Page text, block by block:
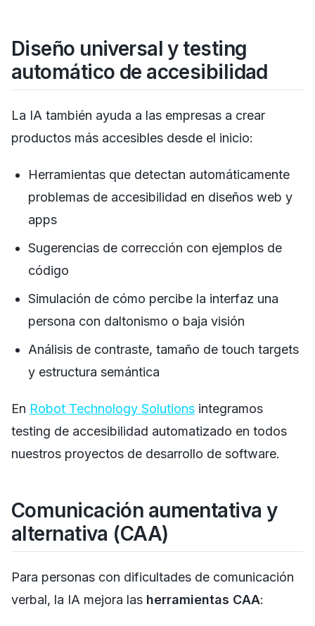
Diseño universal y testing
automático de accesibilidad
La IA también ayuda a las empresas a crear
productos más accesibles desde el inicio:
Herramientas que detectan automáticamente
problemas de accesibilidad en diseños web y
apps
Sugerencias de corrección con ejemplos de
código
Simulación de cómo percibe la interfaz una
persona con daltonismo o baja visión
Análisis de contraste, tamaño de touch targets
y estructura semántica
En Robot Technology Solutions integramos
testing de accesibilidad automatizado en todos
nuestros proyectos de desarrollo de software.
Comunicación aumentativa y
alternativa (CAA)
Para personas con dificultades de comunicación
verbal, la IA mejora las herramientas CAA: